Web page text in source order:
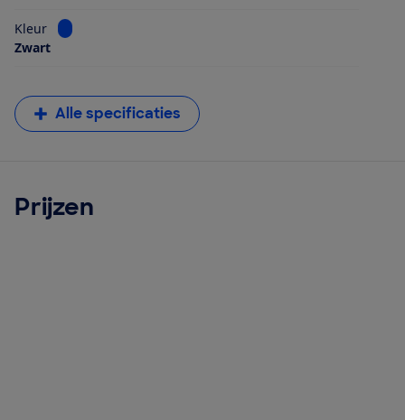
Kleur
Bekijk informatie voor Kleur
Zwart
Alle specificaties
Prijzen